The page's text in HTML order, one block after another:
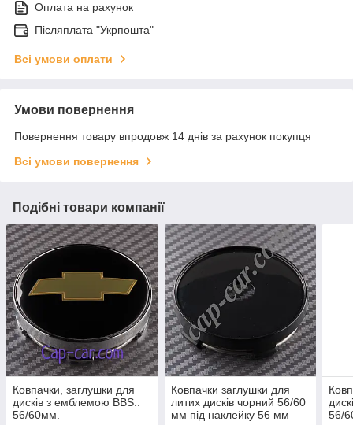
Оплата на рахунок
Післяплата "Укрпошта"
Всі умови оплати
Умови повернення
Повернення товару впродовж 14 днів за рахунок покупця
Всі умови повернення
Подібні товари компанії
Ковпачки, заглушки для
дисків з емблемою BBS..
56/60мм.
Ковпачки заглушки для
литих дисків чорний 56/60
мм під наклейку 56 мм
56/